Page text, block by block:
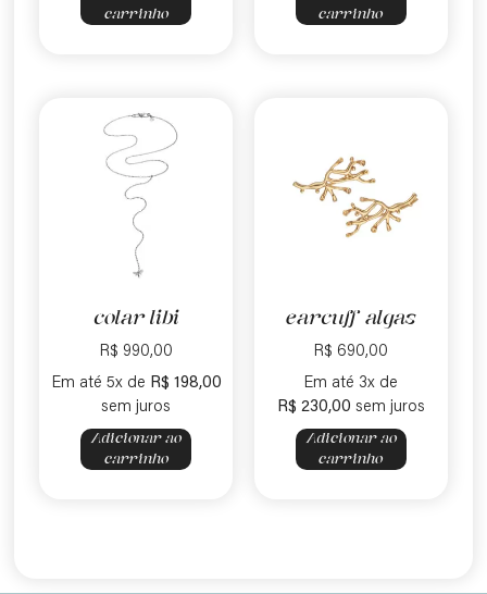
carrinho
carrinho
colar libi
R$ 990,00
Em até 5x de R$ 198,00
sem juros
Adicionar ao
carrinho
earcuff algas
R$ 690,00
Em até 3x de
R$ 230,00 sem juros
Adicionar ao
carrinho